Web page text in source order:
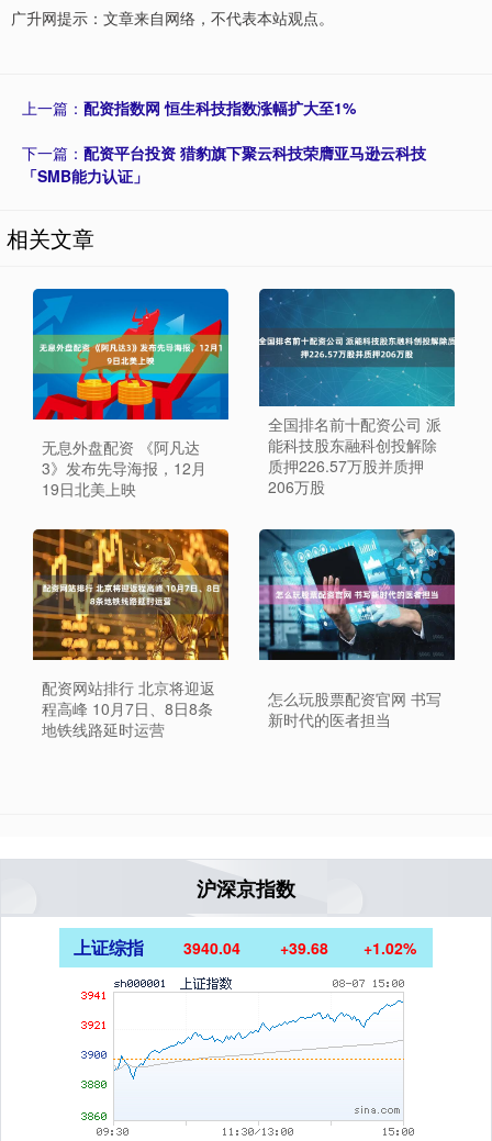
广升网提示：文章来自网络，不代表本站观点。
上一篇： 配资指数网 恒生科技指数涨幅扩大至1%
下一篇： 配资平台投资 猎豹旗下聚云科技荣膺亚马逊云科技
「SMB能力认证」
相关文章
无息外盘配资 《阿凡达
3》发布先导海报，12月
19日北美上映
全国排名前十配资公司 派
能科技股东融科创投解除
质押226.57万股并质押
206万股
配资网站排行 北京将迎返
程高峰 10月7日、8日8条
地铁线路延时运营
怎么玩股票配资官网 书写
新时代的医者担当
沪深京指数
上证综指 3940.04 +39.68 +1.02%